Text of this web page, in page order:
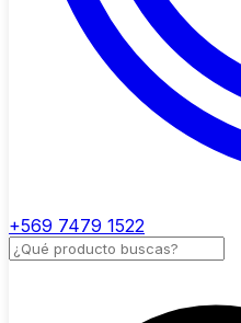
+569 7479 1522
Buscar productos